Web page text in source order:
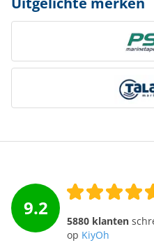
9.2
5880 klanten
op KiyOh